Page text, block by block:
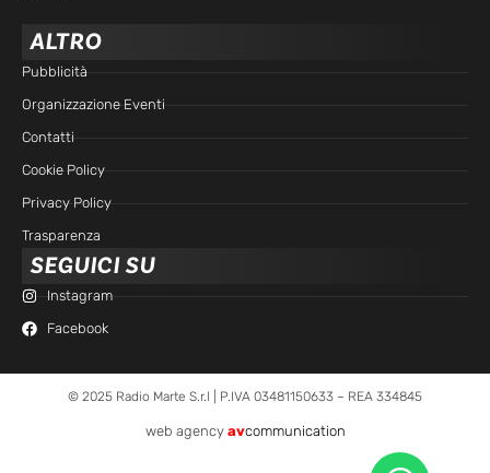
ALTRO
Pubblicità
Organizzazione Eventi
Contatti
Cookie Policy
Privacy Policy
Trasparenza
SEGUICI SU
Instagram
Facebook
© 2025 Radio Marte S.r.l | P.IVA 03481150633 – REA 334845
web agency avcommunication